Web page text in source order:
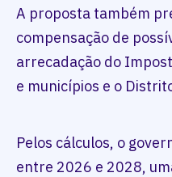
A proposta também
compensação de
arrecadação do
e municípios e o
Pelos cálculos, o
entre 2026 e 2028,